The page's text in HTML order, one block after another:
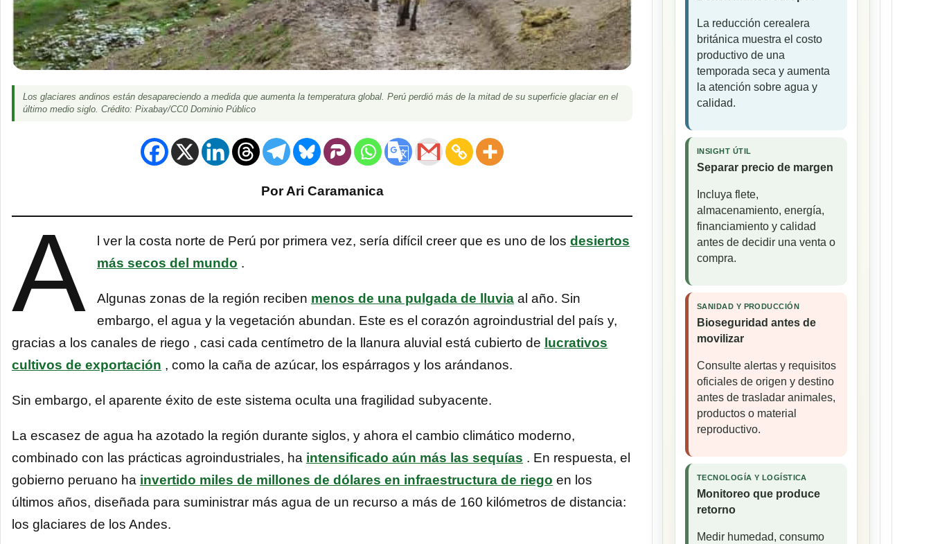
Los glaciares andinos están desapareciendo a medida que aumenta la temperatura global. Perú perdió más de la mitad de su superficie glaciar en el
último medio siglo. Crédito: Pixabay/CC0 Dominio Público
Por Ari Caramanica
A l ver la costa norte de Perú por primera vez, sería difícil creer que es uno de los desiertos
más secos del mundo .
Algunas zonas de la región reciben menos de una pulgada de lluviaal año. Sin
embargo, el agua y la vegetación abundan. Este es el corazón agroindustrial del país y,
gracias a los canales de riego , casi cada centímetro de la llanura aluvial está cubierto de lucrativos
cultivos de exportación , como la caña de azúcar, los espárragos y los arándanos.
Sin embargo, el aparente éxito de este sistema oculta una fragilidad subyacente.
La escasez de agua ha azotado la región durante siglos, y ahora el cambio climático moderno,
combinado con las prácticas agroindustriales, ha intensificado aún más las sequías . En respuesta, el
gobierno peruano ha invertido miles de millones de dólares en infraestructura de riego en los
últimos años, diseñada para suministrar más agua de un recurso a más de 160 kilómetros de distancia:
los glaciares de los Andes.
La reducción cerealera
británica muestra el costo
productivo de una
temporada seca y aumenta
la atención sobre agua y
calidad.
INSIGHT ÚTIL
Separar precio de margen
Incluya flete,
almacenamiento, energía,
financiamiento y calidad
antes de decidir una venta o
compra.
SANIDAD Y PRODUCCIÓN
Bioseguridad antes de
movilizar
Consulte alertas y requisitos
oficiales de origen y destino
antes de trasladar animales,
productos o material
reproductivo.
TECNOLOGÍA Y LOGÍSTICA
Monitoreo que produce
retorno
Medir humedad, consumo